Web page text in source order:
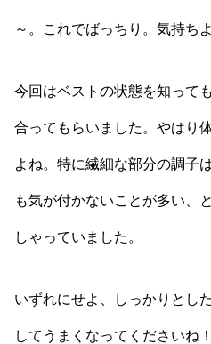
～。これでばっちり。気持ち
今回はベストの状態を知って
合ってもらいました。やはり
よね。特に繊細な部分の調子
も気が付かないことが多い、
しゃっていました。
いずれにせよ、しっかりとし
してうまくなってくださいね！